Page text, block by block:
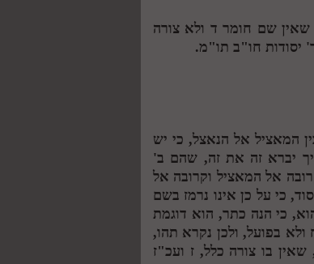
שאין שם חומר ד ולא צורה
יסודות חו"ב תו"מ.
המאציל אל הנאצל, כי יש
יברא זה את זה, שהם ב'
אל המאציל וקרובה אל
כי על כן אינו נרמז בשם
כי הנה כתר, הוא דוגמת
בפועל, ולכן נקרא תהו,
בו צורה כלל,ז ועכ"ז